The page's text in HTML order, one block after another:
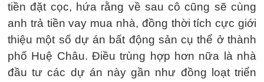
tiền đặt cọc, hứa rằng về sau cô cũng sẽ cùng
anh trả tiền vay mua nhà, đồng thời tích cực giới
thiệu một số dự án bất động sản cụ thể ở thành
phố Huệ Châu. Điều trùng hợp hơn nữa là nhà
đầu tư các dự án này gần như đồng loạt triển